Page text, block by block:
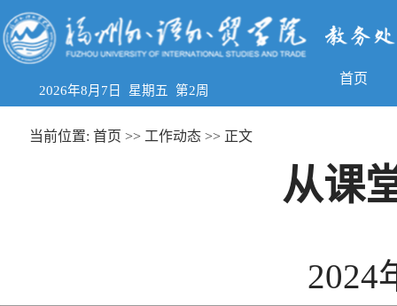
2026年8月7日 星期五 第2周
首页
当前位置: 首页 >> 工作动态 >> 正文
从课
2024